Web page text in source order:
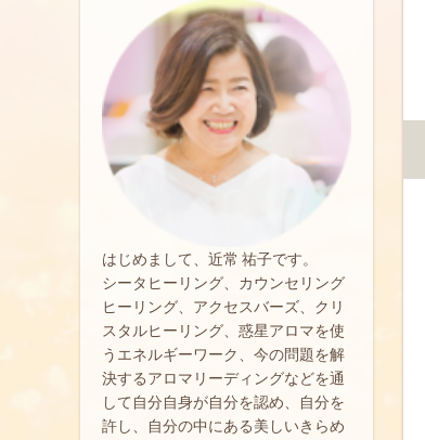
はじめまして、近常 祐子です。
シータヒーリング、カウンセリング
ヒーリング、アクセスバーズ、クリ
スタルヒーリング、惑星アロマを使
うエネルギーワーク、今の問題を解
決するアロマリーディングなどを通
して自分自身が自分を認め、自分を
許し、自分の中にある美しいきらめ